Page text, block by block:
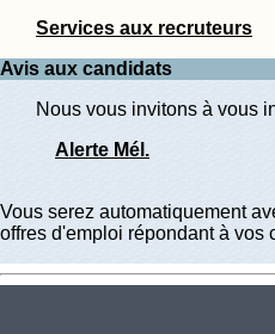
Services aux recruteurs
Avis aux candidats
Nous vous invitons à vous
Alerte Mél.
Vous serez automatiquement
offres d'emploi répondant à vos